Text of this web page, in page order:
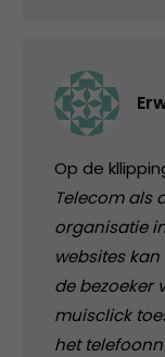
Op de
Telecom als
organisatie
websites
de bezoeker
muisclick
het